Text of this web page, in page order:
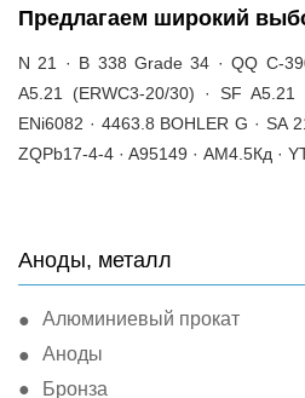
Аноды, металл
Алюминиевый прокат
Аноды
Бронза
Предлагаем широкий
N 21 · B 338 Grade 34 · QQ C-
A5.21 (ERWC3-20/30) · SF
ENi6082 · 4463.8 BOHLER G · SA
ZQPb17-4-4 · A95149 · АМ4.5Кд ·